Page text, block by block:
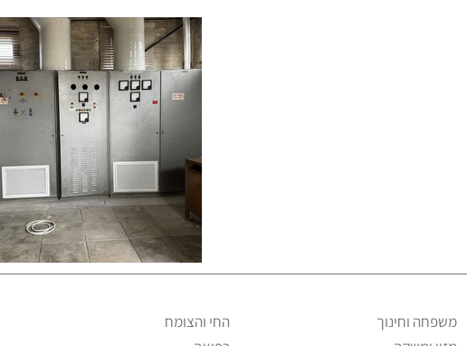
החי והצומח
משפחה וחינוך